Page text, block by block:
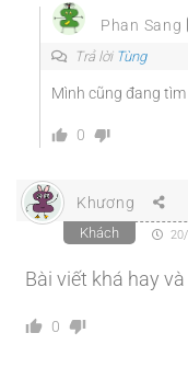
Phan Sang
Trả lời Tùng
Mình cũng đang tìm
0
Khương
Khách
Bài viết khá hay
0